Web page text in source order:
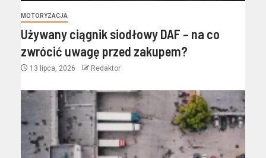
MOTORYZACJA
Używany ciągnik siodłowy DAF – na co
zwrócić uwagę przed zakupem?
13 lipca, 2026 Redaktor